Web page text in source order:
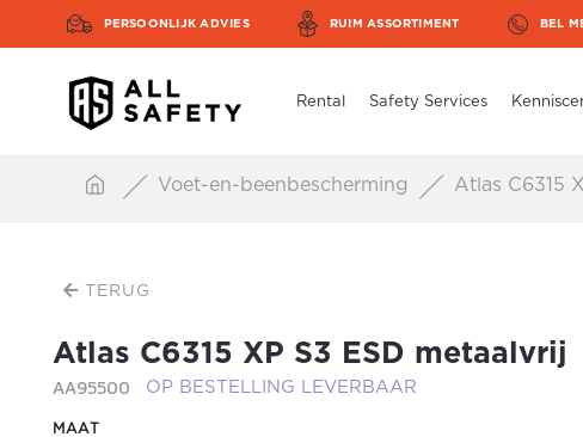
PERSOONLIJK ADVIES RUIM ASSORTIMENT BEL
Rental Safety Services
Voet-en-beenbescherming Atlas C6315
TERUG
Atlas C6315 XP S3 ESD metaalvrij
AA95500 OP BESTELLING LEVERBAAR
MAAT